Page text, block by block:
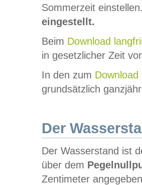
Sommerzeit
eingestellt.
Beim Download
in gesetzlicher Zeit
In den zum Download
grundsätzlich
Der
Der Wasserstand ist
über dem
Zentimeter